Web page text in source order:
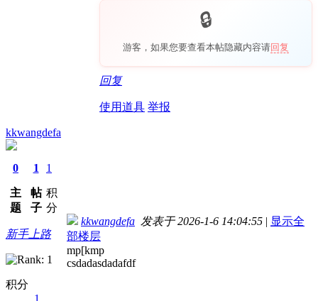
游客，如果您要查看本帖隐藏内容请回复
回复
使用道具 举报
kkwangdefa
0
主
题
1
帖
子
1
积
分
新手上路
积分
kkwangdefa 发表于 2026-1-6 14:04:55 | 显示全
部楼层
mp[kmp
csdadasdadafdf